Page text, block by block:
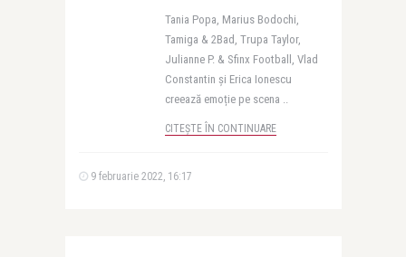
Tania Popa, Marius Bodochi,
Tamiga & 2Bad, Trupa Taylor,
Julianne P. & Sfinx Football, Vlad
Constantin și Erica Ionescu
creează emoție pe scena ..
CITEȘTE ÎN CONTINUARE
9 februarie 2022, 16:17